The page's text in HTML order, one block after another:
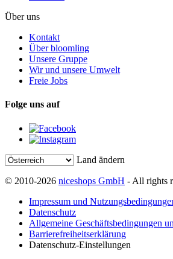
Über uns
Kontakt
Über bloomling
Unsere Gruppe
Wir und unsere Umwelt
Freie Jobs
Folge uns auf
Land ändern
© 2010-2026 niceshops GmbH - All rights
Impressum und
Datenschutz
Allgemeine Geschäftsbedingungen
Barrierefreiheitserklärung
Datenschutz-Einstellungen